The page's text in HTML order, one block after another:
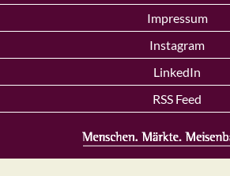
Impressum
Instagram
LinkedIn
RSS Feed